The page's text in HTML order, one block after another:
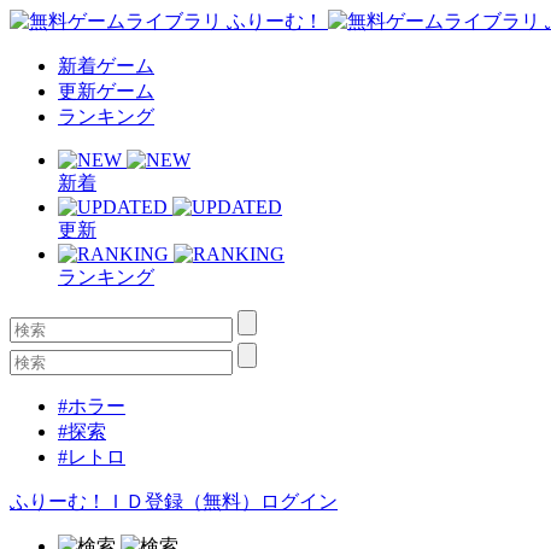
新着ゲーム
更新ゲーム
ランキング
新着
更新
ランキング
#ホラー
#探索
#レトロ
ふりーむ！ＩＤ登録（無料） ログイン